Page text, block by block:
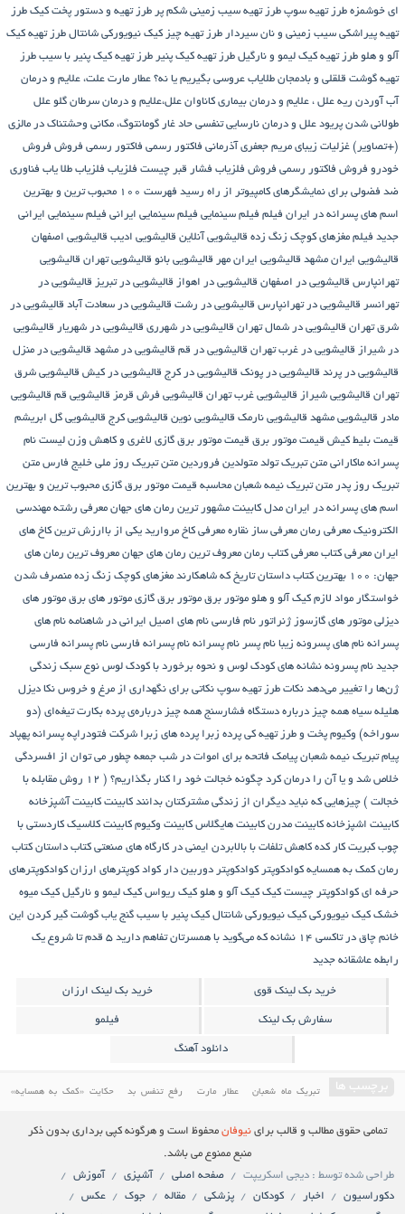
ای خوشمزه طرز تهیه سوپ طرز تهیه سیب زمینی شکم پر طرز تهیه و دستور پخت کیک طرز
تهیه پیراشكی سيب زمينی و نان سیردار طرز تهیه چیز کیک نیویورکی شانتال طرز تهیه کیک
آلو و هلو طرز تهیه کیک لیمو و نارگیل طرز تهیه کیک پنیر طرز تهیه کیک پنیر با سیب طرز
تهیه گوشت قلقلی و بادمجان طلایاب عروسی بگیریم یا نه؟ عطار مارت علت، علایم و درمان
آب آوردن ریه علل ، علایم و درمان بیماری کاناوان علل،علایم و درمان سرطان گلو علل
طولانی شدن پریود علل و درمان نارسایی تنفسی حاد غار گومانتوگ، مکانی وحشتناک در مالزی
(+تصاویر) غزلیات زیبای مریم جعفری آذرمانی فاکتور رسمی فاکتور رسمی فروش فروش
خودرو فروش فاکتور رسمی فروش فلزیاب فشار قبر چیست فلزیاب فلزیاب طلا یاب فناوری
ضد فضولی برای نمایشگرهای کامپیوتر از راه رسید
فهرست ۱۰۰ محبوب ترین و بهترین
اسم های پسرانه در ایران فیلم فیلم سینمایی فیلم سینمایی ایرانی فیلم سینمایی ایرانی
جدید فیلم مغزهای کوچک زنگ زده قالیشویی آنلاین قالیشویی ادیب قالیشویی اصفهان
قالیشویی ایران مشهد قالیشویی ایران مهر قالیشویی بانو قالیشویی تهران قالیشویی
تهرانپارس قالیشویی در اصفهان قالیشویی در اهواز قالیشویی در تبریز قالیشویی در
تهرانسر قالیشویی در تهرانپارس قالیشویی در رشت قالیشویی در سعادت آباد قالیشویی در
شرق تهران قالیشویی در شمال تهران قالیشویی در شهرری قالیشویی در شهریار قالیشویی
در شیراز قالیشویی در غرب تهران قالیشویی در قم قالیشویی در مشهد قالیشویی در منزل
قالیشویی در پرند قالیشویی در پونک قالیشویی در کرج قالیشویی در کیش قالیشویی شرق
تهران قالیشویی شیراز قالیشویی غرب تهران قالیشویی فرش قرمز قالیشویی قم قالیشویی
مادر قالیشویی مشهد قالیشویی نارمک قالیشویی نوین قالیشویی کرج قالیشویی گل ابریشم
قیمت بلیط کیش قیمت موتور برق قیمت موتور برق گازی لاغری و کاهش وزن لیست نام
پسرانه ماکارانی متن تبریک تولد متولدین فروردین متن تبریک روز ملی خلیج فارس متن
تبریک روز پدر متن تبریک نیمه شعبان محاسبه قیمت موتور برق گازی محبوب ترین و بهترین
اسم های پسرانه در ایران مدل کابینت مشهور ترین رمان های جهان معرفی رشته مهندسی
الکترونیک معرفی رمان معرفی ساز نقاره معرفی کاخ مروارید یکی از باارزش ترین کاخ های
ایران معرفی کتاب معرفی کتاب رمان معروف ترین رمان های جهان معروف ترین رمان های
جهان: ۱۰۰ بهترین کتاب داستان تاریخ که شاهکارند
مغزهای کوچک زنگ زده منصرف شدن
خواستگار مواد لازم کیک آلو و هلو موتور برق موتور برق گازی موتور های برق موتور های
دیزلی موتور های گازسوز ژنراتور نام فارسی نام های اصیل ایرانی در شاهنامه نام های
پسرانه نام های پسرونه زیبا نام پسر نام پسرانه نام پسرانه فارسی نام پسرانه فارسی
جدید نام پسرونه نشانه های کودک لوس و نحوه برخورد با کودک لوس نوع سبک زندگی
ژن‌ها را تغییر می‌دهد نکات طرز تهیه سوپ نکاتی برای نگهداری از مرغ و خروس نکا دیزل
هلیله سیاه همه چیز درباره دستگاه فشارسنج همه چیز درباره‌ی پرده بکارت تیغه‌ای (دو
سوراخه) وکیوم پخت و طرز تهیه کی پرده زبرا پرده های زبرا شرکت فتودراپه پسرانه پهپاد
پیام تبریک نیمه شعبان پیامک فاتحه برای اموات در شب جمعه چطور می توان از افسردگی
خلاص شد و یا آن را درمان کرد
چگونه خجالت خود را کنار بگذاریم؟ ( 12 روش مقابله با
خجالت ) چیزهایی که نباید دیگران از زندگی مشترکتان بدانند کابینت کابینت آشپزخانه
کابینت اشپزخانه کابینت مدرن کابینت هایگلاس کابینت وکیوم کابینت کلاسیک کاردستی با
چوب کبریت کار کده کاهش تلفات با بالابردن ایمنی در کارگاه های صنعتی کتاب داستان کتاب
رمان کمک به همسایه کوادکوپتر کوادکوپتر دوربین دار کواد کوپترهای ارزان کوادکوپترهای
حرفه ای کوادکوپتر چیست کیک کیک آلو و هلو کیک ریواس کیک لیمو و نارگیل کیک میوه
خشک کیک نیویورکی کیک نیویورکی شانتال کیک پنیر با سیب گنج‌ یاب گوشت گیر کردن این
خانم چاق در تاکسی ۱۴ نشانه که می‌گوید با همسرتان تفاهم دارید
۵ قدم تا شروع یک
رابطه عاشقانه جدید
خرید بک لینک قوی خرید بک لینک ارزان
سفارش بک لینک فیلمو
دانلود آهنگ
برچسب ها تبریک ماه شعبان عطار مارت رفع تنفس بد حکایت «کمک به همسایه»
فیلم سینمایی ایرانی معرفی کاخ مروارید یکی از باارزش ترین کاخ های
ایران دانلود فیلم ایرانی جدید کیک ریواس کیک
تمامی حقوق مطالب و قالب برای نیوفانمحفوظ است و هرگونه کپی برداری بدون ذکر
منبع ممنوع می باشد.
طراحی شده توسط : دیجی اسکریپت
صفحه اصلی آشپزی
آموزش
دکوراسیون
اخبار کودکان پزشکی مقاله جوک
عکس